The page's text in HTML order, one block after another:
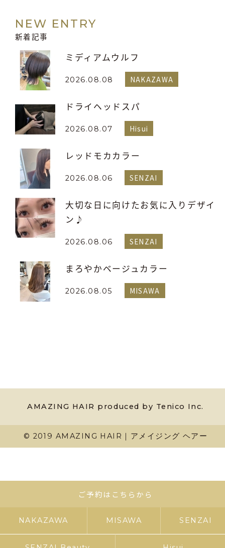
NEW ENTRY
新着記事
ミディアムウルフ
2026.08.08 NAKAZAWA
ドライヘッドスパ
2026.08.07 Hisui
レッドモカカラー
2026.08.06 SENZAI
大切な日に向けたお気に入りデザイ
ン♪
2026.08.06 SENZAI
まろやかベージュカラー
2026.08.05 MISAWA
AMAZING HAIR produced by Tenico Inc.
© 2019 AMAZING HAIR｜アメイジング ヘアー
ご予約はこちらから
NAKAZAWA MISAWA SENZAI